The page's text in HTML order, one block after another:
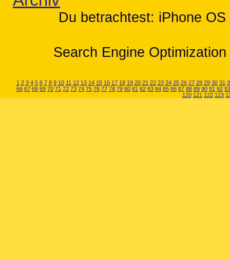
Du betrachtest: iPhone
Search Engine
1 2 3 4 5 6 7 8 9 10 11 12 13 14 15 16 17 18 19 20 21 22 23 24 25 26 27 28 29 30 31
66 67 68 69 70 71 72 73 74 75 76 77 78 79 80 81 82 83 84 85 86 87 88 89 90 91 92 93
120 121 122 123